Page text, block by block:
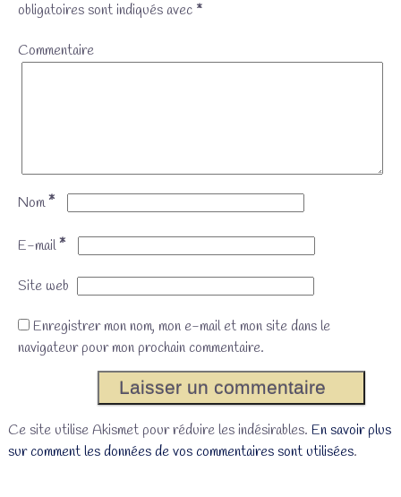
obligatoires sont indiqués avec *
Commentaire
Nom*
E-mail*
Site web
Enregistrer mon nom, mon e-mail et mon site dans le
navigateur pour mon prochain commentaire.
Ce site utilise Akismet pour réduire les indésirables. En savoir plus
sur comment les données de vos commentaires sont utilisées.